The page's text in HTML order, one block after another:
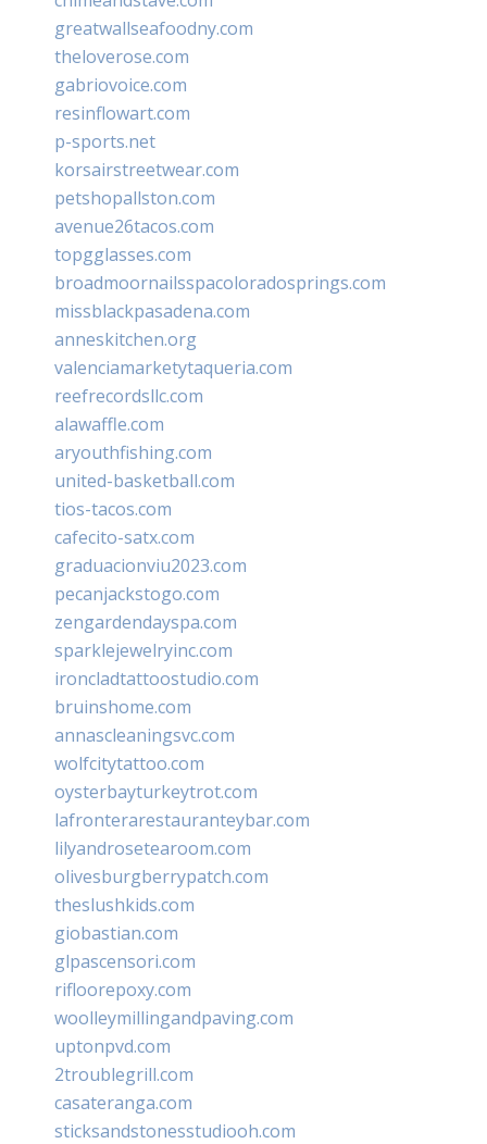
greatwallseafoodny.com
theloverose.com
gabriovoice.com
resinflowart.com
p-sports.net
korsairstreetwear.com
petshopallston.com
avenue26tacos.com
topgglasses.com
broadmoornailsspacoloradosprings.com
missblackpasadena.com
anneskitchen.org
valenciamarketytaqueria.com
reefrecordsllc.com
alawaffle.com
aryouthfishing.com
united-basketball.com
tios-tacos.com
cafecito-satx.com
graduacionviu2023.com
pecanjackstogo.com
zengardendayspa.com
sparklejewelryinc.com
ironcladtattoostudio.com
bruinshome.com
annascleaningsvc.com
wolfcitytattoo.com
oysterbayturkeytrot.com
lafronterarestauranteybar.com
lilyandrosetearoom.com
olivesburgberrypatch.com
theslushkids.com
giobastian.com
glpascensori.com
rifloorepoxy.com
woolleymillingandpaving.com
uptonpvd.com
2troublegrill.com
casateranga.com
sticksandstonesstudiooh.com